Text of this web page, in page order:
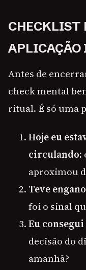
CHECKLIST
Antes de
check mental
ritual. É só uma
Hoje eu
circulando:
aproximou
Teve
foi o sinal
Eu
decisão do
amanhã?